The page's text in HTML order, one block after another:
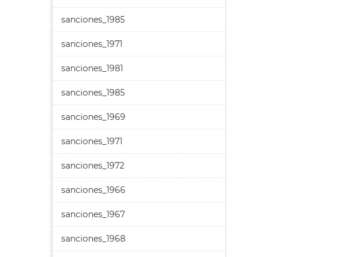
sanciones_1985
sanciones_1971
sanciones_1981
sanciones_1985
sanciones_1969
sanciones_1971
sanciones_1972
sanciones_1966
sanciones_1967
sanciones_1968